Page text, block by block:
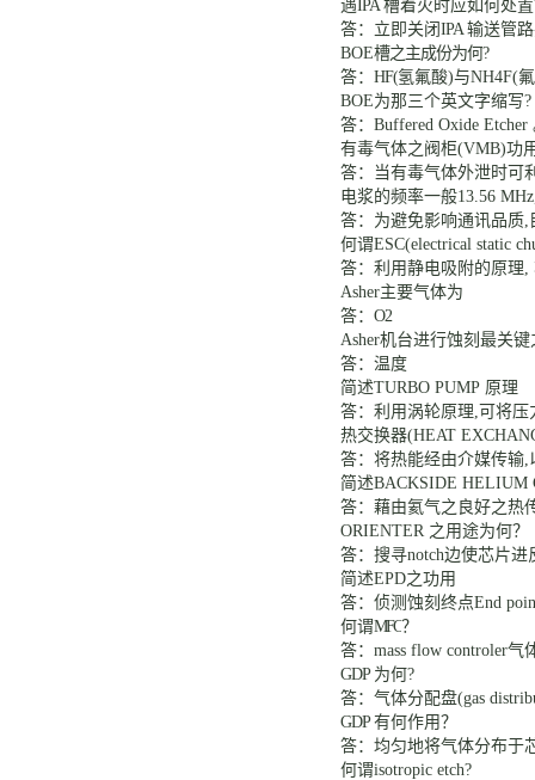
遇IPA槽着火时应如何处置
答：立即关闭 IPA输送管
BOE槽之主成份为何?
答： HF(氢氟酸)与NH4F(
BOE为那三个英文字缩写
答： Buffered Oxide Etcher
有毒气体之阀柜(VMB)功
答：当有毒气体外泄时可
电浆的频率一般13.56
答：为避免影响通讯品质,
何谓ESC(electrical static
答：利用静电吸附的原理,
Asher主要气体为
答： O2
Asher机台进行蚀刻最关键
答：温度
简述TURBO PUMP 原理
答：利用涡轮原理,可将压
热交换器(HEAT
答：将热能经由介媒传输,
简述BACKSIDE HELIUM
答：藉由氦气之良好之热
ORIENTER 之用途为何？
答：搜寻notch边使芯片进
简述EPD之功用
答：侦测蚀刻终点End
何谓MFC？
答： mass flow controler气
GDP 为何?
答：气体分配盘(gas
GDP有何作用？
答：均匀地将气体分布于
何谓isotropic etch?